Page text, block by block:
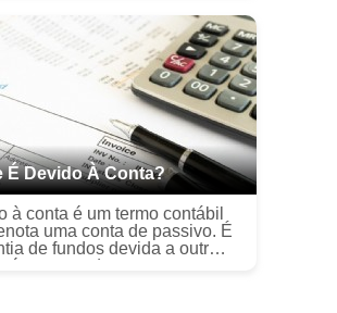
Ativos sob gestão (AUM) A...
É Devido À Conta?
à conta é um termo contábil
uma conta de passivo. É
de fundos devida a outra
é encontrada na